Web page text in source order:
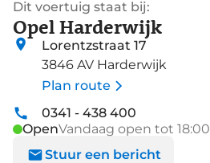
Dit voertuig staat bij:
Opel Harderwijk
Lorentzstraat 17
3846 AV Harderwijk
Plan route
0341 - 438 400
OpenVandaag open tot 18:00
Stuur een bericht